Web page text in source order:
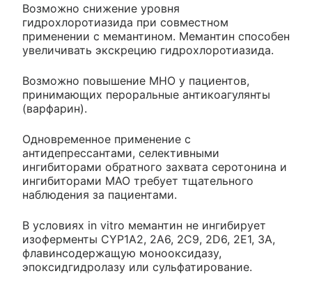
Возможно снижение уровня
гидрохлоротиазида при совместном
применении с мемантином. Мемантин способен
увеличивать экскрецию гидрохлоротиазида.
Возможно повышение MHO у пациентов,
принимающих пероральные антикоагулянты
(варфарин).
Одновременное применение с
антидепрессантами, селективными
ингибиторами обратного захвата серотонина и
ингибиторами МАО требует тщательного
наблюдения за пациентами.
В условиях in vitro мемантин не ингибирует
изоферменты CYP1A2, 2А6, 2С9, 2D6, 2Е1, 3А,
флавинсодержащую монооксидазу,
эпоксидгидролазу или сульфатирование.